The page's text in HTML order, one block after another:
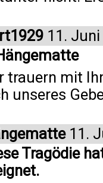
11.
trauern mit
unseres
11.
Tragödie